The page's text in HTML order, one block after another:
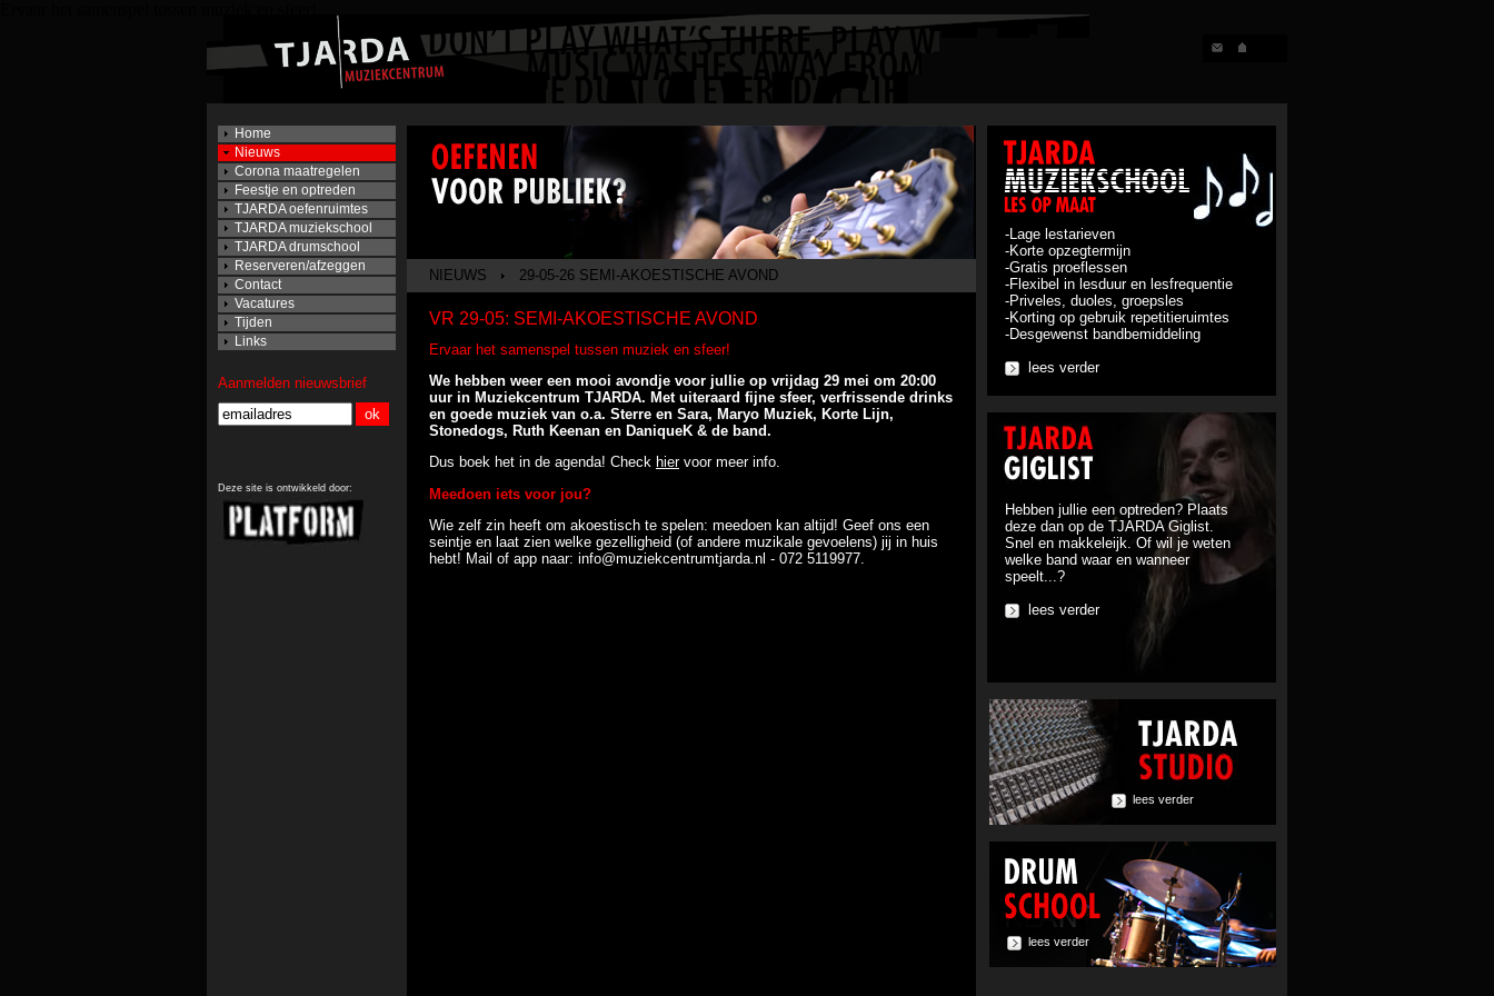
Home
Nieuws
Corona maatregelen
Feestje en optreden
TJARDA oefenruimtes
TJARDA muziekschool
TJARDA drumschool
Reserveren/afzeggen
Contact
Vacatures
Tijden
Links
Aanmelden nieuwsbrief
Deze site is ontwikkeld door:
NIEUWS 29-05-26 SEMI-AKOESTISCHE AVOND
VR 29-05: SEMI-AKOESTISCHE AVOND
Ervaar het samenspel tussen muziek en sfeer!
We hebben weer een mooi avondje voor jullie op vrijdag 29 mei om 20:00
uur in Muziekcentrum TJARDA. Met uiteraard fijne sfeer, verfrissende drinks
en goede muziek van o.a. Sterre en Sara, Maryo Muziek, Korte Lijn,
Stonedogs, Ruth Keenan en DaniqueK & de band.
Dus boek het in de agenda! Check hiervoor meer info.
Meedoen iets voor jou?
Wie zelf zin heeft om akoestisch te spelen: meedoen kan altijd! Geef ons een
seintje en laat zien welke gezelligheid (of andere muzikale gevoelens) jij in huis
hebt! Mail of app naar: info@muziekcentrumtjarda.nl - 072 5119977.
-Lage lestarieven
-Korte opzegtermijn
-Gratis proeflessen
-Flexibel in lesduur en lesfrequentie
-Priveles, duoles, groepsles
-Korting op gebruik repetitieruimtes
-Desgewenst bandbemiddeling
lees verder
Hebben jullie een optreden? Plaats
deze dan op de TJARDA Giglist.
Snel en makkeleijk. Of wil je weten
welke band waar en wanneer
speelt...?
lees verder
lees verder
lees verder